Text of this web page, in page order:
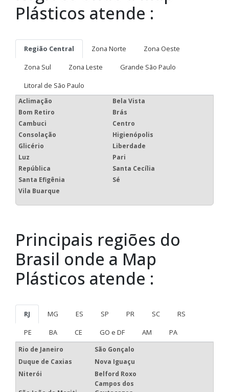
Plásticos atende :
Região Central Zona Norte
Zona Oeste
Zona Sul
Zona Leste
Grande São Paulo
Litoral de São Paulo
Aclimação
Bela Vista
Bom Retiro
Brás
Cambuci
Centro
Consolação
Higienópolis
Glicério
Liberdade
Luz
Pari
República
Santa Cecília
Santa Efigênia
Sé
Vila Buarque
Principais regiões do
Brasil onde a Map
Plásticos atende :
RJ MG ES SP PR SC
RS
PE
BA CE GO e DF AM PA
Rio de Janeiro
São Gonçalo
Duque de Caxias
Nova Iguaçu
Niterói
Belford Roxo
Campos dos